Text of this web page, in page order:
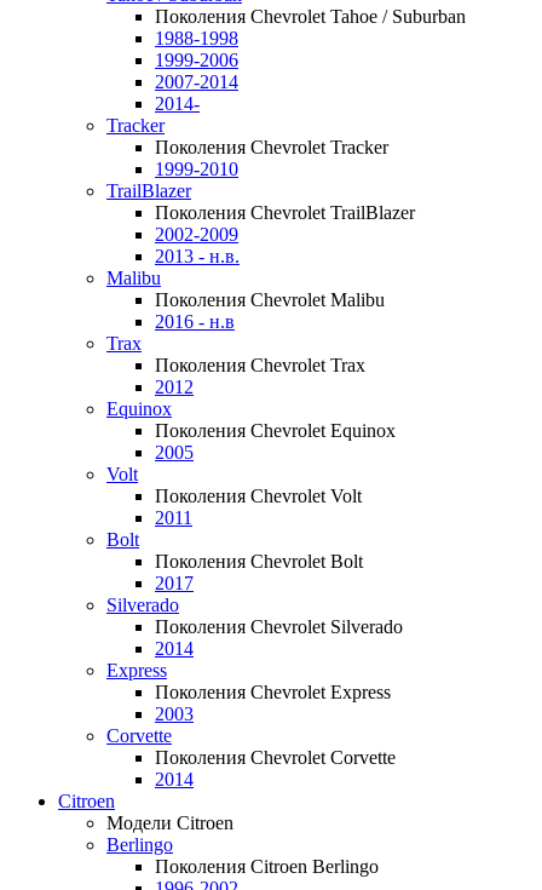
Поколения Chevrolet Tahoe / Suburban
1988-1998
1999-2006
2007-2014
2014-
Tracker
Поколения Chevrolet Tracker
1999-2010
TrailBlazer
Поколения Chevrolet TrailBlazer
2002-2009
2013 - н.в.
Malibu
Поколения Chevrolet Malibu
2016 - н.в
Trax
Поколения Chevrolet Trax
2012
Equinox
Поколения Chevrolet Equinox
2005
Volt
Поколения Chevrolet Volt
2011
Bolt
Поколения Chevrolet Bolt
2017
Silverado
Поколения Chevrolet Silverado
2014
Express
Поколения Chevrolet Express
2003
Corvette
Поколения Chevrolet Corvette
2014
Citroen
Модели Citroen
Berlingo
Поколения Citroen Berlingo